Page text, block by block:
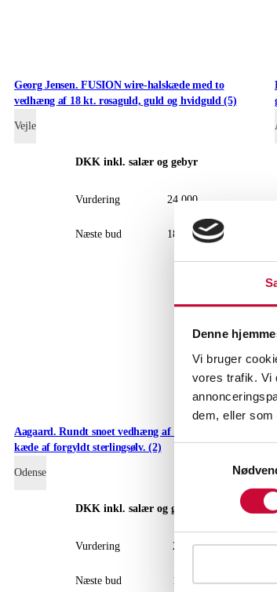
Denne
Vi bruger
vores trafik. Vi
dem, eller som
Georg Jensen. FUSION wire-halskæde med to
vedhæng af 18 kt. rosaguld, guld og hvidguld (5)
Vejle
DKK inkl. salær og gebyr
Vurdering 24.000
Næste bud 18.000
Aagaard. Rundt snoet vedhæng af 14 kt. guld, med
kæde af forgyldt sterlingsølv. (2)
Odense
DKK inkl. salær og gebyr
Vurdering 2.000
Næste bud 1.400